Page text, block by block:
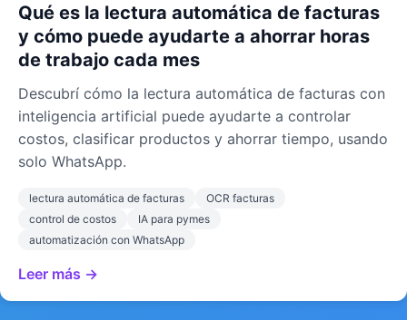
Qué es la lectura automática de facturas
y cómo puede ayudarte a ahorrar horas
de trabajo cada mes
Descubrí cómo la lectura automática de facturas con
inteligencia artificial puede ayudarte a controlar
costos, clasificar productos y ahorrar tiempo, usando
solo WhatsApp.
lectura automática de facturas
OCR facturas
control de costos
IA para pymes
automatización con WhatsApp
Leer más →